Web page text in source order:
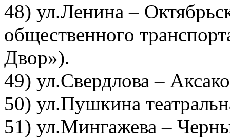
48) ул.Ленина –
общественного
Двор»).
49) ул.Свердлова –
50) ул.Пушкина
51) ул.Мингажева –